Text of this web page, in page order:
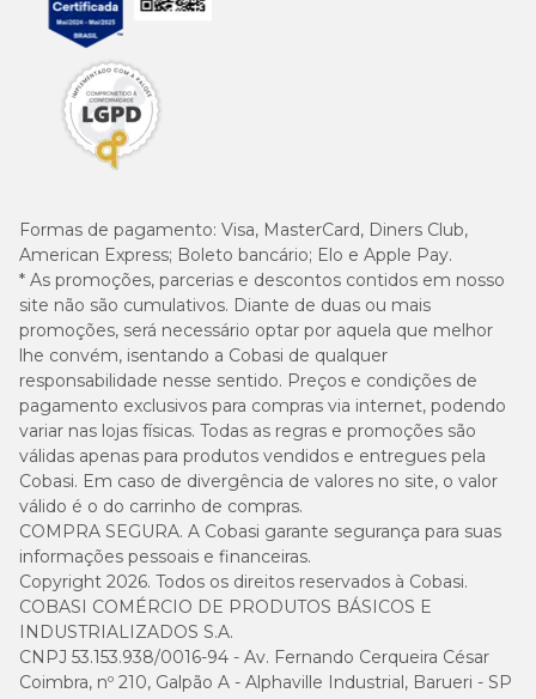
Formas de pagamento: Visa, MasterCard, Diners Club,
American Express; Boleto bancário; Elo e Apple Pay.
* As promoções, parcerias e descontos contidos em nosso
site não são cumulativos. Diante de duas ou mais
promoções, será necessário optar por aquela que melhor
lhe convém, isentando a Cobasi de qualquer
responsabilidade nesse sentido. Preços e condições de
pagamento exclusivos para compras via internet, podendo
variar nas lojas físicas. Todas as regras e promoções são
válidas apenas para produtos vendidos e entregues pela
Cobasi. Em caso de divergência de valores no site, o valor
válido é o do carrinho de compras.
COMPRA SEGURA. A Cobasi garante segurança para suas
informações pessoais e financeiras.
Copyright 2026. Todos os direitos reservados à Cobasi.
COBASI COMÉRCIO DE PRODUTOS BÁSICOS E
INDUSTRIALIZADOS S.A.
CNPJ 53.153.938/0016-94 - Av. Fernando Cerqueira César
Coimbra, nº 210, Galpão A - Alphaville Industrial, Barueri - SP